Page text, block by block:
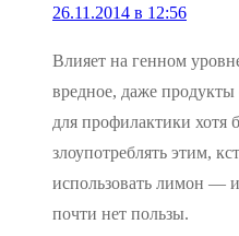
26.11.2014 в 12:56
Влияет на генном
вредное, даже
для профилактики хотя
злоупотреблять этим,
использовать лимон — и
почти нет пользы.